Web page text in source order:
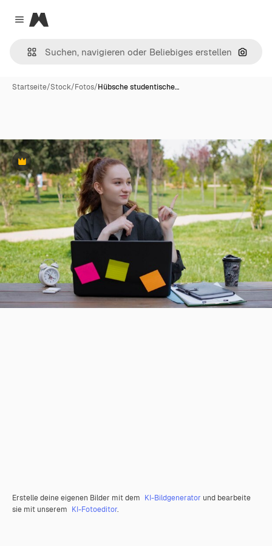
Close menu
Magnific
Nach
Startseite/Stock/Fotos/Hübsche studentische…
Premium
Erstelle deine eigenen Bilder mit dem KI-Bildgenerator und bearbeite
sie mit unserem KI-Fotoeditor.